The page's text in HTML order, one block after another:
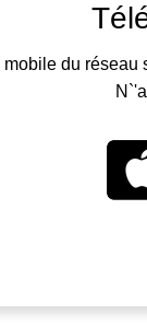
du réseau